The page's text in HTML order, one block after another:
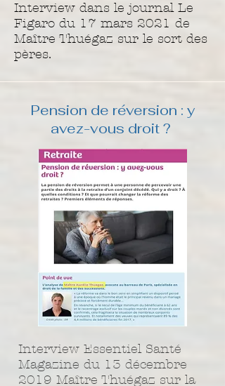
Interview dans le journal Le
Figaro du 17 mars 2021 de
Maître Thuégaz sur le sort des
pères.
Pension de réversion : y
avez-vous droit ?
Interview Essentiel Santé
Magazine du 13 décembre
2019 Maître Thuégaz sur la